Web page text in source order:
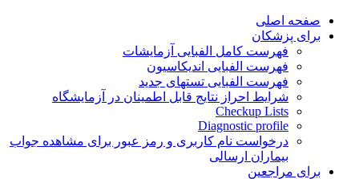
Skip
صفحه اصلی
برای پزشکان
فهرست کامل الفبایی آزمایشات
فهرست الفبایی اندیکاسیون
فهرست الفبایی تستهای جدید
شرایط احراز نتایج قابل اطمینان در آزمایشگاه
Checkup Lists
Diagnostic profile
درخواست نام کاربری و رمز عبور برای مشاهده جواب
بیماران ارسالی
برای مراجعین